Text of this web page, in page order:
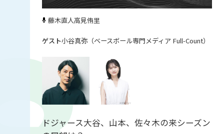
藤木直人高見侑里
小谷真弥（ベースボール専門メディア Full-Count）
ドジャース大谷、山本、佐々木の来シーズン